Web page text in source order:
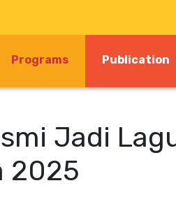
Programs Publication
Jadi
2025